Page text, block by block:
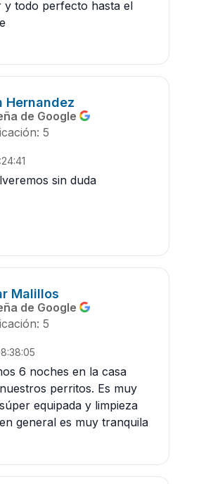
y todo perfecto hasta el
Hernandez
de Google
5
sin duda
Malillos
de Google
5
6 noches en la casa
perritos. Es muy
equipada y limpieza
general es muy tranquila